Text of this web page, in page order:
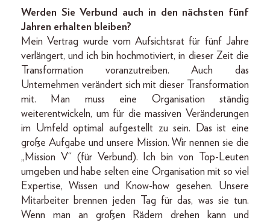
Werden Sie Verbund auch in den nächsten fünf
Jahren erhalten bleiben?
Mein Vertrag wurde vom Aufsichtsrat für fünf Jahre
verlängert, und ich bin hochmotiviert, in dieser Zeit die
Transformation voranzutreiben. Auch das
Unternehmen verändert sich mit dieser Transformation
mit. Man muss eine Organisation ständig
weiterentwickeln, um für die massiven Veränderungen
im Umfeld optimal aufgestellt zu sein. Das ist eine
große Aufgabe und unsere Mission. Wir nennen sie die
„Mission V“ (für Verbund). Ich bin von Top-Leuten
umgeben und habe selten eine Organisation mit so viel
Expertise, Wissen und Know-how gesehen. Unsere
Mitarbeiter brennen jeden Tag für das, was sie tun.
Wenn man an großen Rädern drehen kann und